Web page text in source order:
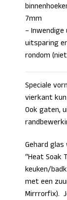
7mm
–
uitsparing
rondom
Speciale
vierkant
Ook gaten,
Gehard
“Heat Soak
keuken/
met een
Mirrrorfix).